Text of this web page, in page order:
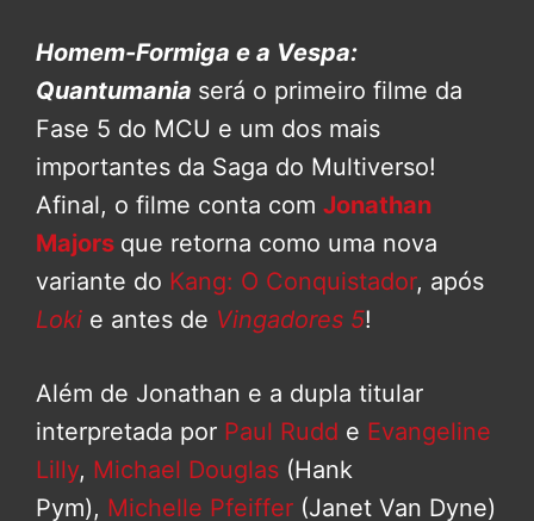
Homem-Formiga e a Vespa:
Quantumania será o primeiro filme da
Fase 5 do MCU e um dos mais
importantes da Saga do Multiverso!
Afinal, o filme conta com Jonathan
Majors que retorna como uma nova
variante do Kang: O Conquistador, após
Loki e antes de Vingadores 5!
Além de Jonathan e a dupla titular
interpretada por Paul Rudd e Evangeline
Lilly, Michael Douglas (Hank
Pym), Michelle Pfeiffer (Janet Van Dyne)